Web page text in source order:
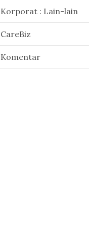
Korporat : Lain-lain
CareBiz
Komentar